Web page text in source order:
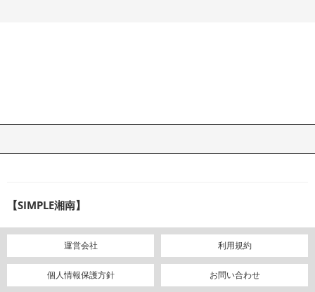
【SIMPLE湘南】
運営会社 利用規約
個人情報保護方針 お問い合わせ